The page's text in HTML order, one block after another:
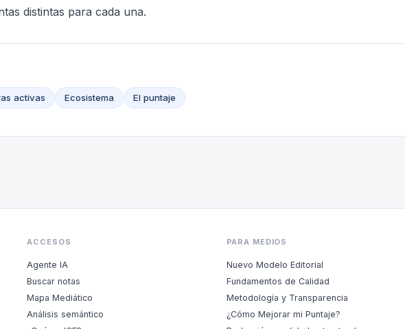
distintas para cada una.
activas Ecosistema El puntaje
ACCESOS
Agente IA
Buscar notas
Mapa Mediático
Análisis semántico
PARA MEDIOS
Nuevo Modelo Editorial
Fundamentos de Calidad
Metodología y Transparencia
¿Cómo Mejorar mi Puntaje?